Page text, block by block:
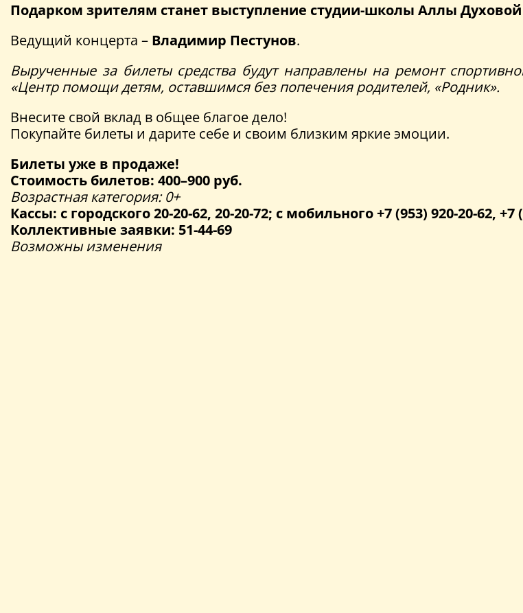
Подарком зрителям станет выступление студии-школы Аллы
Ведущий концерта – Владимир Пестунов.
Вырученные за билеты средства будут направлены на ремонт
«Центр помощи детям, оставшимся без попечения родителей, «Родник».
Внесите свой вклад в общее благое дело!
Покупайте билеты и дарите себе и своим близким яркие эмоции.
Билеты уже в продаже!
Стоимость билетов: 400–900 руб.
Возрастная категория: 0+
Кассы: с городского 20-20-62, 20-20-72; с мобильного +7 (953) 920-20-62, +7
Коллективные заявки: 51-44-69
Возможны изменения